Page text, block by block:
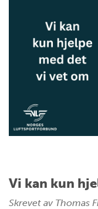
Vi kan kun
Skrevet av Thomas